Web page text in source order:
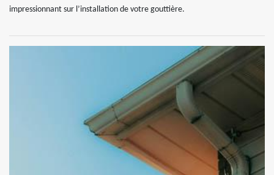
impressionnant sur l’installation de votre gouttière.